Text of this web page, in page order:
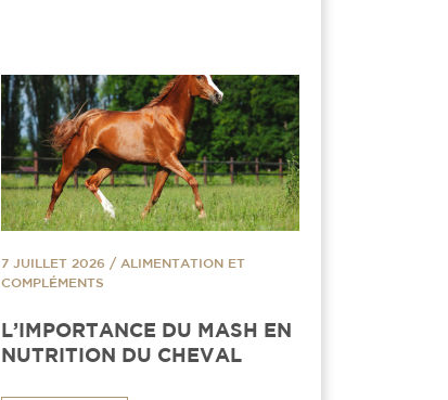
7 JUILLET 2026 / ALIMENTATION ET
COMPLÉMENTS
L’IMPORTANCE DU MASH EN
NUTRITION DU CHEVAL